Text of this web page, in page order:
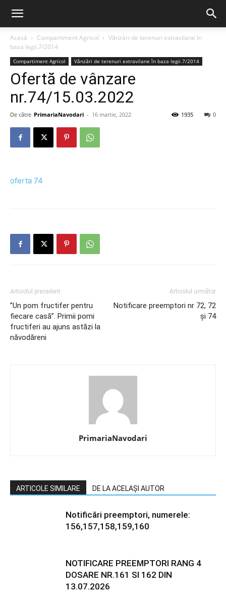
Acasă Compartiment Agricol
Vânzări de terenuri extravilane în
baza legii.7/2014
Compartiment Agricol Vânzări de terenuri extravilane în baza legii.7/2014
Ofertă de vânzare
nr.74/15.03.2022
De către PrimariaNavodari - 16 martie, 2022 0
1935
oferta 74
Articolul precedent
”Un pom fructifer pentru
fiecare casă”. Primii pomi
fructiferi au ajuns astăzi la
năvodăreni
Articolul următor
Notificare preemptori nr 72, 72
și 74
PrimariaNavodari
ARTICOLE SIMILARE DE LA ACELAȘI AUTOR
Notificări preemptori, numerele:
156,157,158,159,160
NOTIFICARE PREEMPTORI RANG 4
DOSARE NR.161 SI 162 DIN
13.07.2026